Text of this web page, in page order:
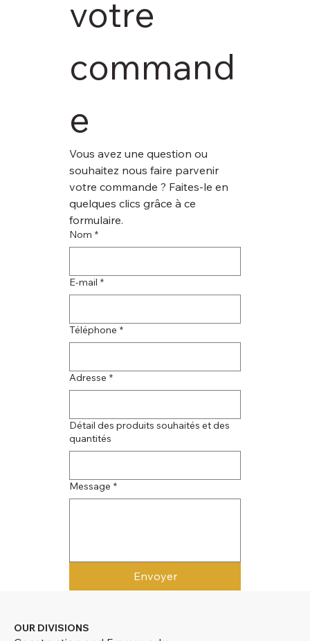
votre
command
e
Vous avez une question ou
souhaitez nous faire parvenir
votre commande ? Faites-le en
quelques clics grâce à ce
formulaire.
Nom *
E‑mail *
Téléphone *
Adresse *
Détail des produits souhaités et des
quantités
Message *
Envoyer
OUR DIVISIONS